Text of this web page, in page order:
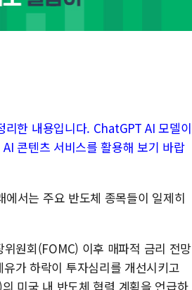
한 내용입니다. ChatGPT AI 모델이
콘텐츠 서비스를 활용해 보기 바랍
서는 주요 반도체 종목들이 일제히
원회(FOMC) 이후 매파적 금리 전망
가 하락이 투자심리를 개선시키고
미국 내 반도체 협력 계획을 언급하